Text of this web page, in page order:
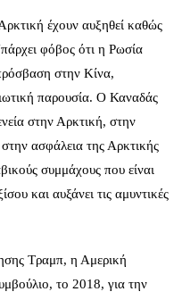
έχουν αυξηθεί καθώς
φόβος ότι η Ρωσία
στην Κίνα,
παρουσία. Ο Καναδάς
στην Αρκτική, στην
ασφάλεια της Αρκτικής
συμμάχους που είναι
και αυξάνει τις αμυντικές
Τραμπ, η Αμερική
το 2018, για την